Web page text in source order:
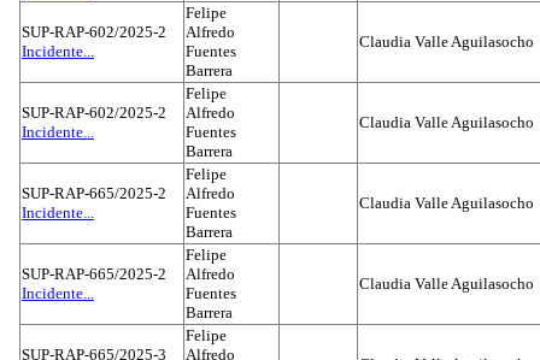
SUP-RAP-602/2025-2
Incidente...
Felipe
Alfredo
Fuentes
Barrera
Claudia Valle Aguilasocho
SUP-RAP-602/2025-2
Incidente...
Felipe
Alfredo
Fuentes
Barrera
Claudia Valle Aguilasocho
SUP-RAP-665/2025-2
Incidente...
Felipe
Alfredo
Fuentes
Barrera
Claudia Valle Aguilasocho
SUP-RAP-665/2025-2
Incidente...
Felipe
Alfredo
Fuentes
Barrera
Claudia Valle Aguilasocho
SUP-RAP-665/2025-3
Felipe
Alfredo